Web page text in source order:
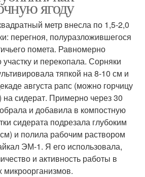
ягоду
метр внесла по 1,5-2,0
перегноя, полуразложившегося
помета. Равномерно
участку и перекопала. Сорняки
тяпкой на 8-10 см и
августа рапс (можно горчицу
на сидерат. Примерно через 30
и добавила в компостную
сидерата подрезала глубоким
и полила рабочим раствором
ЭМ-1. Я его использовала,
и активность работы в